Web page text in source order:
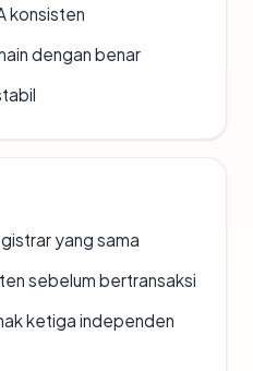
konsisten
dengan benar
yang sama
sebelum bertransaksi
ketiga independen